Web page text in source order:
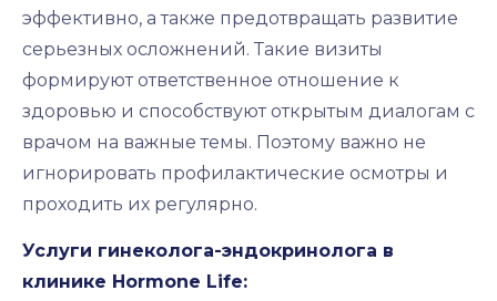
эффективно, а также предотвращать развитие
серьезных осложнений. Такие визиты
формируют ответственное отношение к
здоровью и способствуют открытым диалогам с
врачом на важные темы. Поэтому важно не
игнорировать профилактические осмотры и
проходить их регулярно.
Услуги гинеколога-эндокринолога в
клинике Hormone Life: